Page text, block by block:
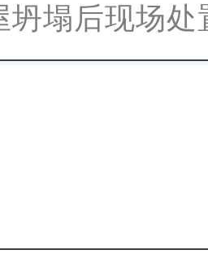
塌后现场处